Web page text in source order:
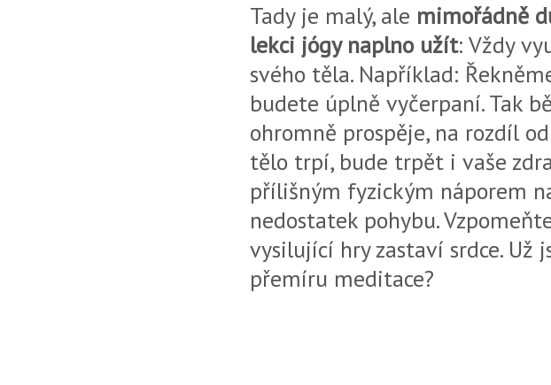
Tady je malý, ale mimořádně
lekci jógy naplno užít: Vždy
svého těla. Například:
budete úplně vyčerpaní. Tak
ohromně prospěje, na rozdíl
tělo trpí, bude trpět i vaše
přílišným fyzickým náporem
nedostatek pohybu.
vysilující hry zastaví srdce.
přemíru meditace?